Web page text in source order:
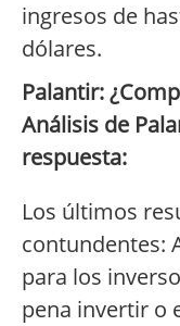
ingresos de
dólares.
Palantir:
Análisis de
respuesta:
Los últimos
contundentes:
para los
pena invertir o